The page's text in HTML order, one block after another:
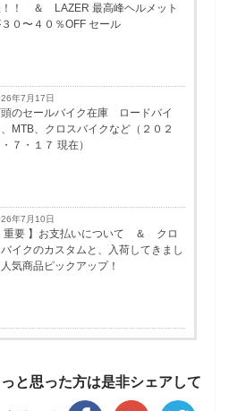
！ ＆ LAZER 最高峰ヘルメット
０〜４０％OFF セール
年7月17日
頭のセールバイク在庫 ロードバイ
MTB、クロスバイクなど（２０２
・７・１７ 現在）
年7月10日
重要 】お支払いについて ＆ クロ
イクのカスタムと、入荷してきまし
気商品ピックアップ！
と思った方は是非シェアして